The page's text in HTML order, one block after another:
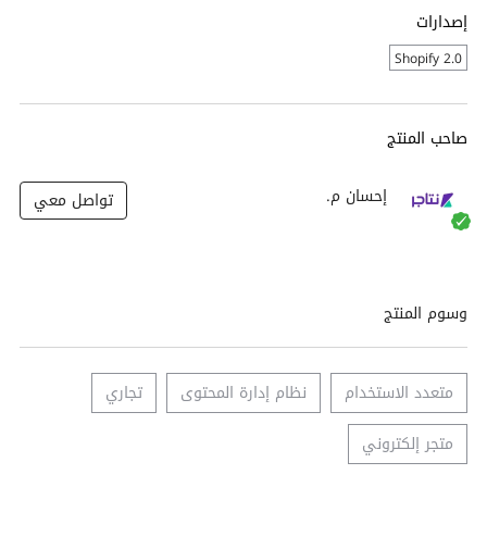
إصدارات
Shopify 2.0
صاحب المنتج
إحسان م.
تواصل معي
وسوم المنتج
متعدد الاستخدام نظام إدارة المحتوى
تجاري
متجر إلكتروني